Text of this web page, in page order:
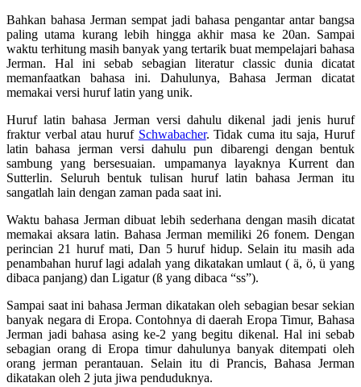
Bahkan bahasa Jerman sempat jadi bahasa pengantar antar bangsa
paling utama kurang lebih hingga akhir masa ke 20an. Sampai
waktu terhitung masih banyak yang tertarik buat mempelajari bahasa
Jerman. Hal ini sebab sebagian literatur classic dunia dicatat
memanfaatkan bahasa ini. Dahulunya, Bahasa Jerman dicatat
memakai versi huruf latin yang unik.
Huruf latin bahasa Jerman versi dahulu dikenal jadi jenis huruf
fraktur verbal atau huruf Schwabacher. Tidak cuma itu saja, Huruf
latin bahasa jerman versi dahulu pun dibarengi dengan bentuk
sambung yang bersesuaian. umpamanya layaknya Kurrent dan
Sutterlin. Seluruh bentuk tulisan huruf latin bahasa Jerman itu
sangatlah lain dengan zaman pada saat ini.
Waktu bahasa Jerman dibuat lebih sederhana dengan masih dicatat
memakai aksara latin. Bahasa Jerman memiliki 26 fonem. Dengan
perincian 21 huruf mati, Dan 5 huruf hidup. Selain itu masih ada
penambahan huruf lagi adalah yang dikatakan umlaut ( ä, ö, ü yang
dibaca panjang) dan Ligatur (ß yang dibaca “ss”).
Sampai saat ini bahasa Jerman dikatakan oleh sebagian besar sekian
banyak negara di Eropa. Contohnya di daerah Eropa Timur, Bahasa
Jerman jadi bahasa asing ke-2 yang begitu dikenal. Hal ini sebab
sebagian orang di Eropa timur dahulunya banyak ditempati oleh
orang jerman perantauan. Selain itu di Prancis, Bahasa Jerman
dikatakan oleh 2 juta jiwa penduduknya.